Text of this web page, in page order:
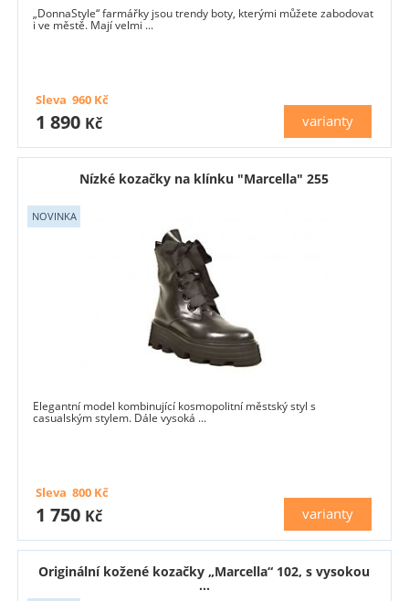
„DonnaStyle“ farmářky jsou trendy boty, kterými můžete zabodovat
i ve městě. Mají velmi ...
varianty
1 890 Kč
Sleva 960 Kč
Nízké kozačky na klínku "Marcella" 255
Elegantní model kombinující kosmopolitní městský styl s
casualským stylem. Dále vysoká ...
varianty
1 750 Kč
Sleva 800 Kč
Originální kožené kozačky „Marcella“ 102, s vysokou
...